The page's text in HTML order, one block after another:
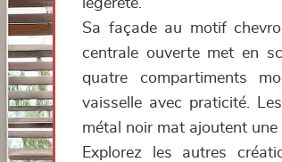
légèreté.
Sa façade au motif
centrale ouverte met en
quatre compartiments
vaisselle avec praticité.
métal noir mat ajoutent
Explorez les autres